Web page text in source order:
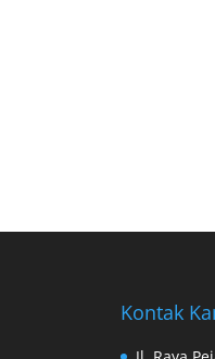
Kontak